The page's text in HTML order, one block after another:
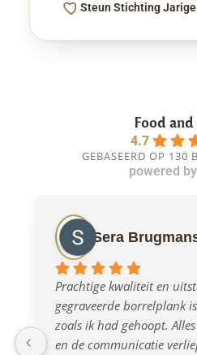
Steun Stichting
Food
4.7
GEBASEERD OP 130
powered by
Sera
Prachtige kwaliteit en
gegraveerde borrelplank
zoals ik had gehoopt.
en de communicatie